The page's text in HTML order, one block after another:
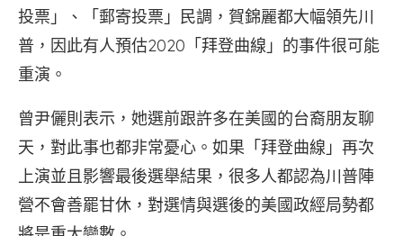
投票」、「郵寄投票」民調，賀錦麗都大幅領先川
普，因此有人預估2020「拜登曲線」的事件很可能
重演。
曾尹儷則表示，她選前跟許多在美國的台裔朋友聊
天，對此事也都非常憂心。如果「拜登曲線」再次
上演並且影響最後選舉結果，很多人都認為川普陣
營不會善罷甘休，對選情與選後的美國政經局勢都